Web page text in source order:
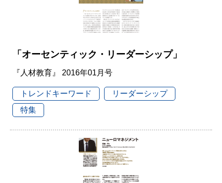
「オーセンティック・リーダーシップ」
『人材教育』 2016年01月号
トレンドキーワード
リーダーシップ
特集